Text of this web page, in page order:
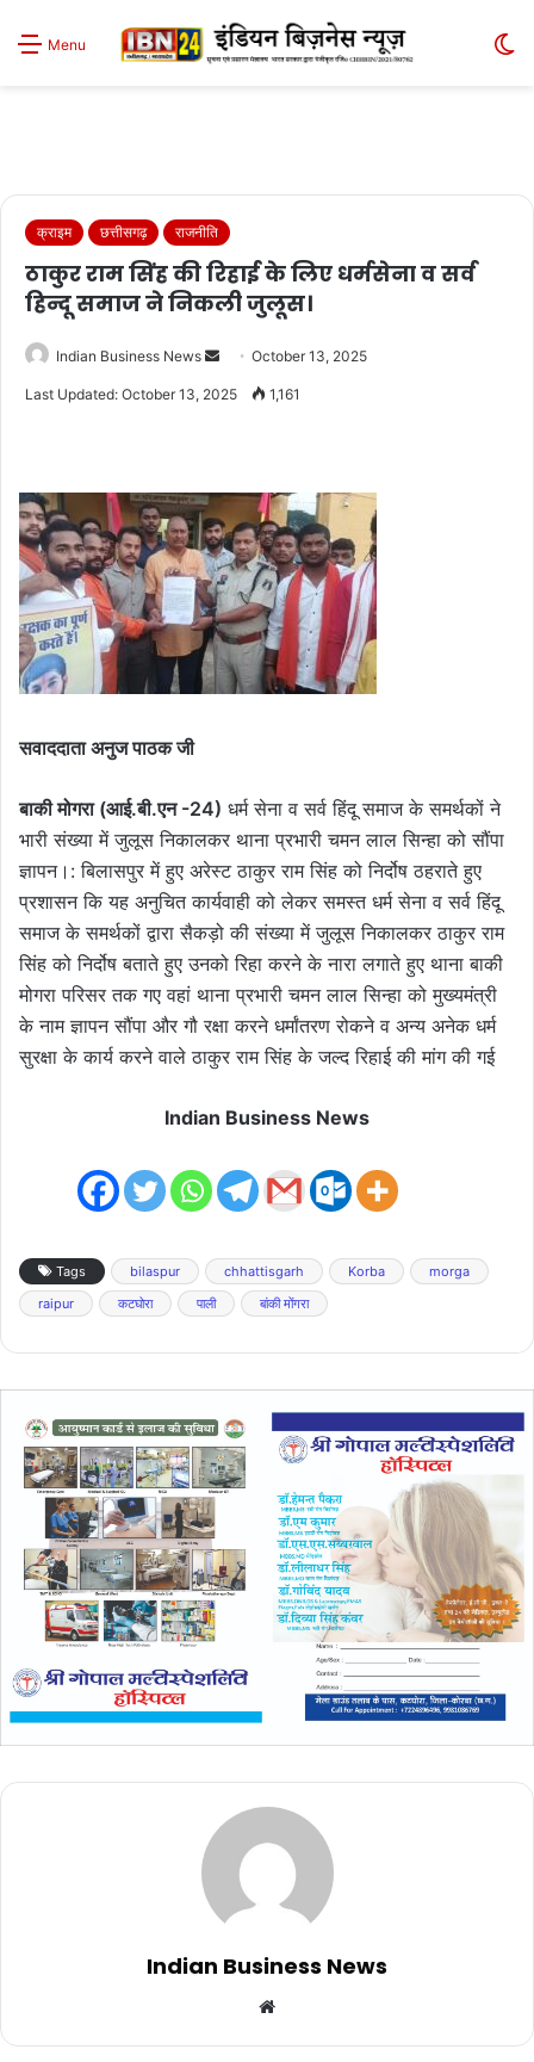
Menu
क्राइम छत्तीसगढ़ राजनीति
ठाकुर राम सिंह की रिहाई के लिए धर्मसेना व सर्व
हिन्दू समाज ने निकली जुलूस।
Indian Business News
SendOctober 13, 2025
Last Updated: October 13, 2025 1,161
सवाददाता अनुज पाठक जी
बाकी मोगरा (आई.बी.एन -24) धर्म सेना व सर्व हिंदू समाज के समर्थकों ने
भारी संख्या में जुलूस निकालकर थाना प्रभारी चमन लाल सिन्हा को सौंपा
ज्ञापन।: बिलासपुर में हुए अरेस्ट ठाकुर राम सिंह को निर्दोष ठहराते हुए
प्रशासन कि यह अनुचित कार्यवाही को लेकर समस्त धर्म सेना व सर्व हिंदू
समाज के समर्थकों द्वारा सैकड़ो की संख्या में जुलूस निकालकर ठाकुर राम
सिंह को निर्दोष बताते हुए उनको रिहा करने के नारा लगाते हुए थाना बाकी
मोगरा परिसर तक गए वहां थाना प्रभारी चमन लाल सिन्हा को मुख्यमंत्री
के नाम ज्ञापन सौंपा और गौ रक्षा करने धर्मांतरण रोकने व अन्य अनेक धर्म
सुरक्षा के कार्य करने वाले ठाकुर राम सिंह के जल्द रिहाई की मांग की गई
Indian Business News
Tags bilaspur chhattisgarh Korba
morga
raipur
कटघोरा पाली बांकी मोंगरा
Indian Business News
Website